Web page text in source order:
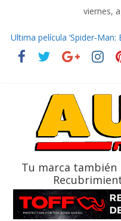
viernes,
El costo de tener un
decidir
Ultima película
La Vuelta al Ecuador 2026,
La FEDAK recibe 12
Tu marca también